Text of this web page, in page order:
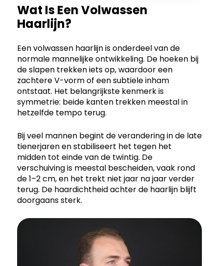
Wat Is Een Volwassen
Haarlijn?
Een volwassen haarlijn is onderdeel van de
normale mannelijke ontwikkeling. De hoeken bij
de slapen trekken iets op, waardoor een
zachtere V-vorm of een subtiele inham
ontstaat. Het belangrijkste kenmerk is
symmetrie: beide kanten trekken meestal in
hetzelfde tempo terug.
Bij veel mannen begint de verandering in de late
tienerjaren en stabiliseert het tegen het
midden tot einde van de twintig. De
verschuiving is meestal bescheiden, vaak rond
de 1–2 cm, en het trekt niet jaar na jaar verder
terug. De haardichtheid achter de haarlijn blijft
doorgaans sterk.